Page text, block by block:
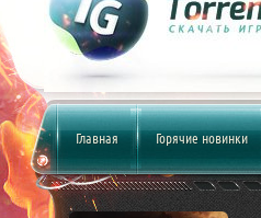
Главная Горячие новинки